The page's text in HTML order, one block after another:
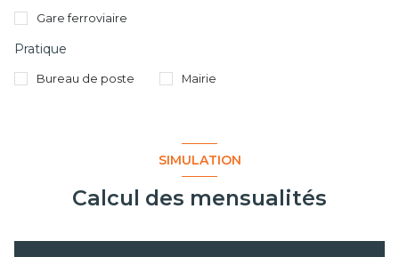
Gare ferroviaire
Pratique
Bureau de poste Mairie
SIMULATION
Calcul des mensualités